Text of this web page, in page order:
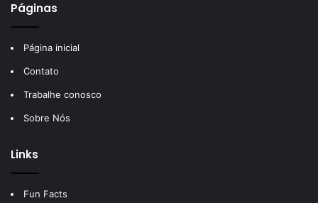
Páginas
Página inicial
Contato
Trabalhe conosco
Sobre Nós
Links
Fun Facts